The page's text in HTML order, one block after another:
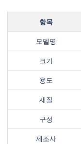
항목
모델명
크기
용도
재질
구성
제조사